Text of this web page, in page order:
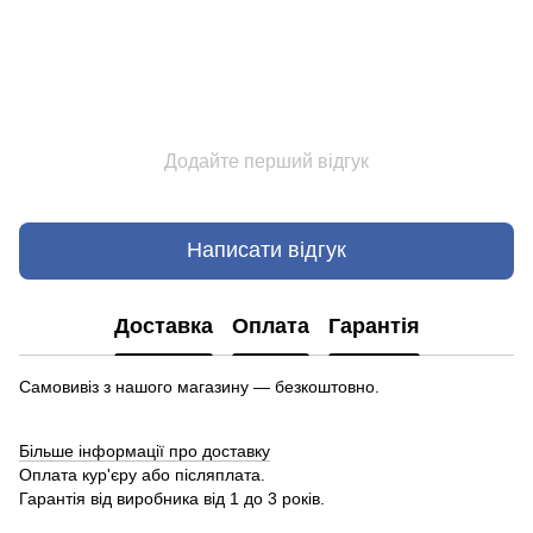
Додайте перший відгук
Написати відгук
Доставка Оплата Гарантія
Самовивіз з нашого магазину — безкоштовно.
Більше інформації про доставку
Оплата кур'єру або післяплата.
Гарантія від виробника від 1 до 3 років.